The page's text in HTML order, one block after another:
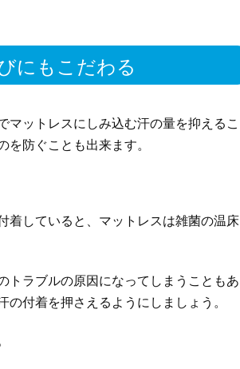
にもこだわる
マットレスにしみ込む汗の量を抑えるこ
防ぐことも出来ます。
着していると、マットレスは雑菌の温床
トラブルの原因になってしまうこともあ
付着を押さえるようにしましょう。